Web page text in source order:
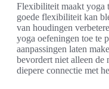
Flexibiliteit maakt yoga
goede flexibiliteit kan
van houdingen
yoga oefeningen toe te
aanpassingen laten
bevordert niet alleen de
diepere connectie met